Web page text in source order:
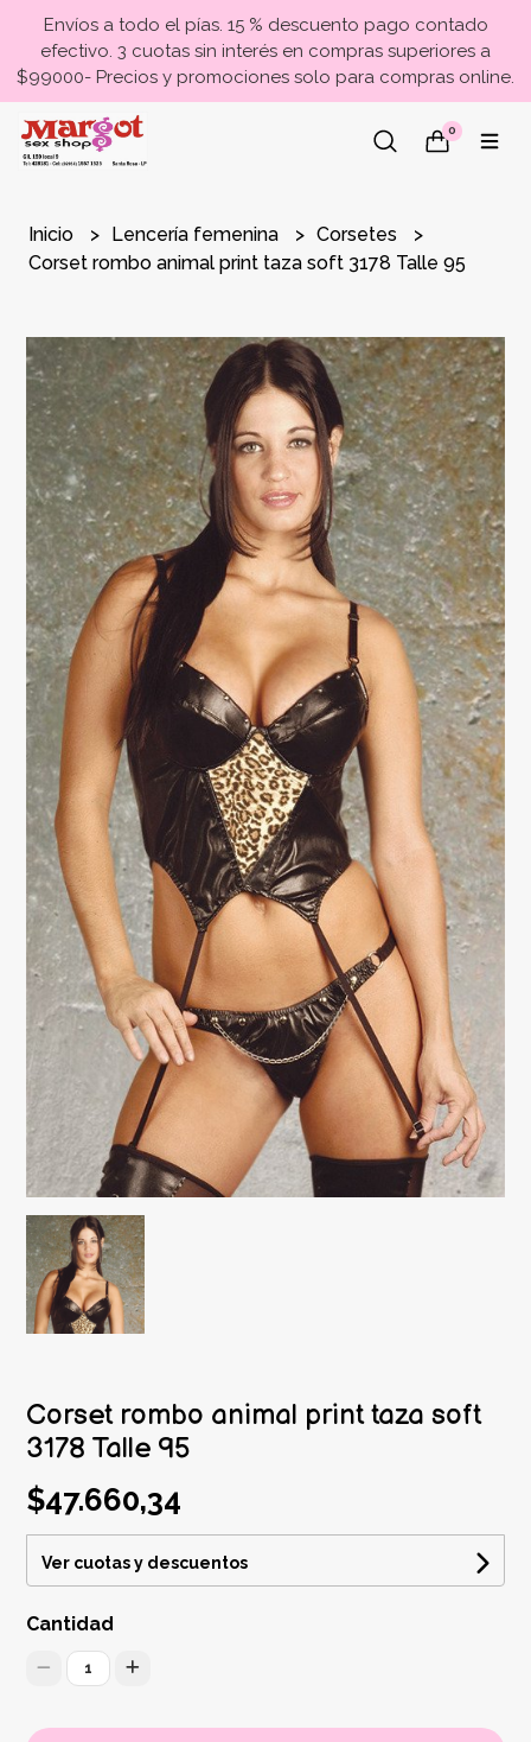
Envíos a todo el pías. 15 % descuento pago contado
efectivo. 3 cuotas sin interés en compras superiores a
$99000- Precios y promociones solo para compras online.
0
Inicio Lencería femenina
Corsetes
Corset rombo animal print taza soft 3178 Talle 95
Corset rombo animal print taza soft
3178 Talle 95
$47.660,34
Ver cuotas y descuentos
Cantidad
1